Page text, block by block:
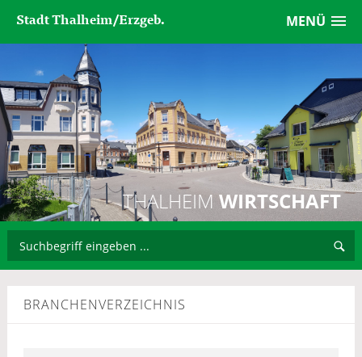
MENÜ
Stadt Thalheim/Erzgeb.
THALHEIM WIRTSCHAFT
BRANCHENVERZEICHNIS